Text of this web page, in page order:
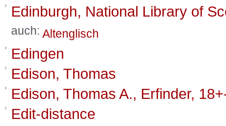
Edinburgh, National Library of
auch: Altenglisch
Edingen
Edison, Thomas
Edison, Thomas A., Erfinder,
Edit-distance